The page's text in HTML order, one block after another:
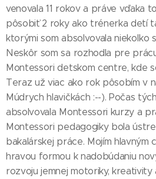
venovala 11 rokov a práve vďaka
pôsobiť 2 roky ako trénerka detí
ktorými som absolvovala niekoľko
Neskôr som sa rozhodla pre
Montessori detskom centre, kde
Teraz už viac ako rok pôsobím v
Múdrych hlavičkách :--). Počas
absolvovala Montessori kurzy a
Montessori pedagogiky bola
bakalárskej práce. Mojím hlavným
hravou formou k nadobúdaniu
rozvoju jemnej motoriky, kreativity